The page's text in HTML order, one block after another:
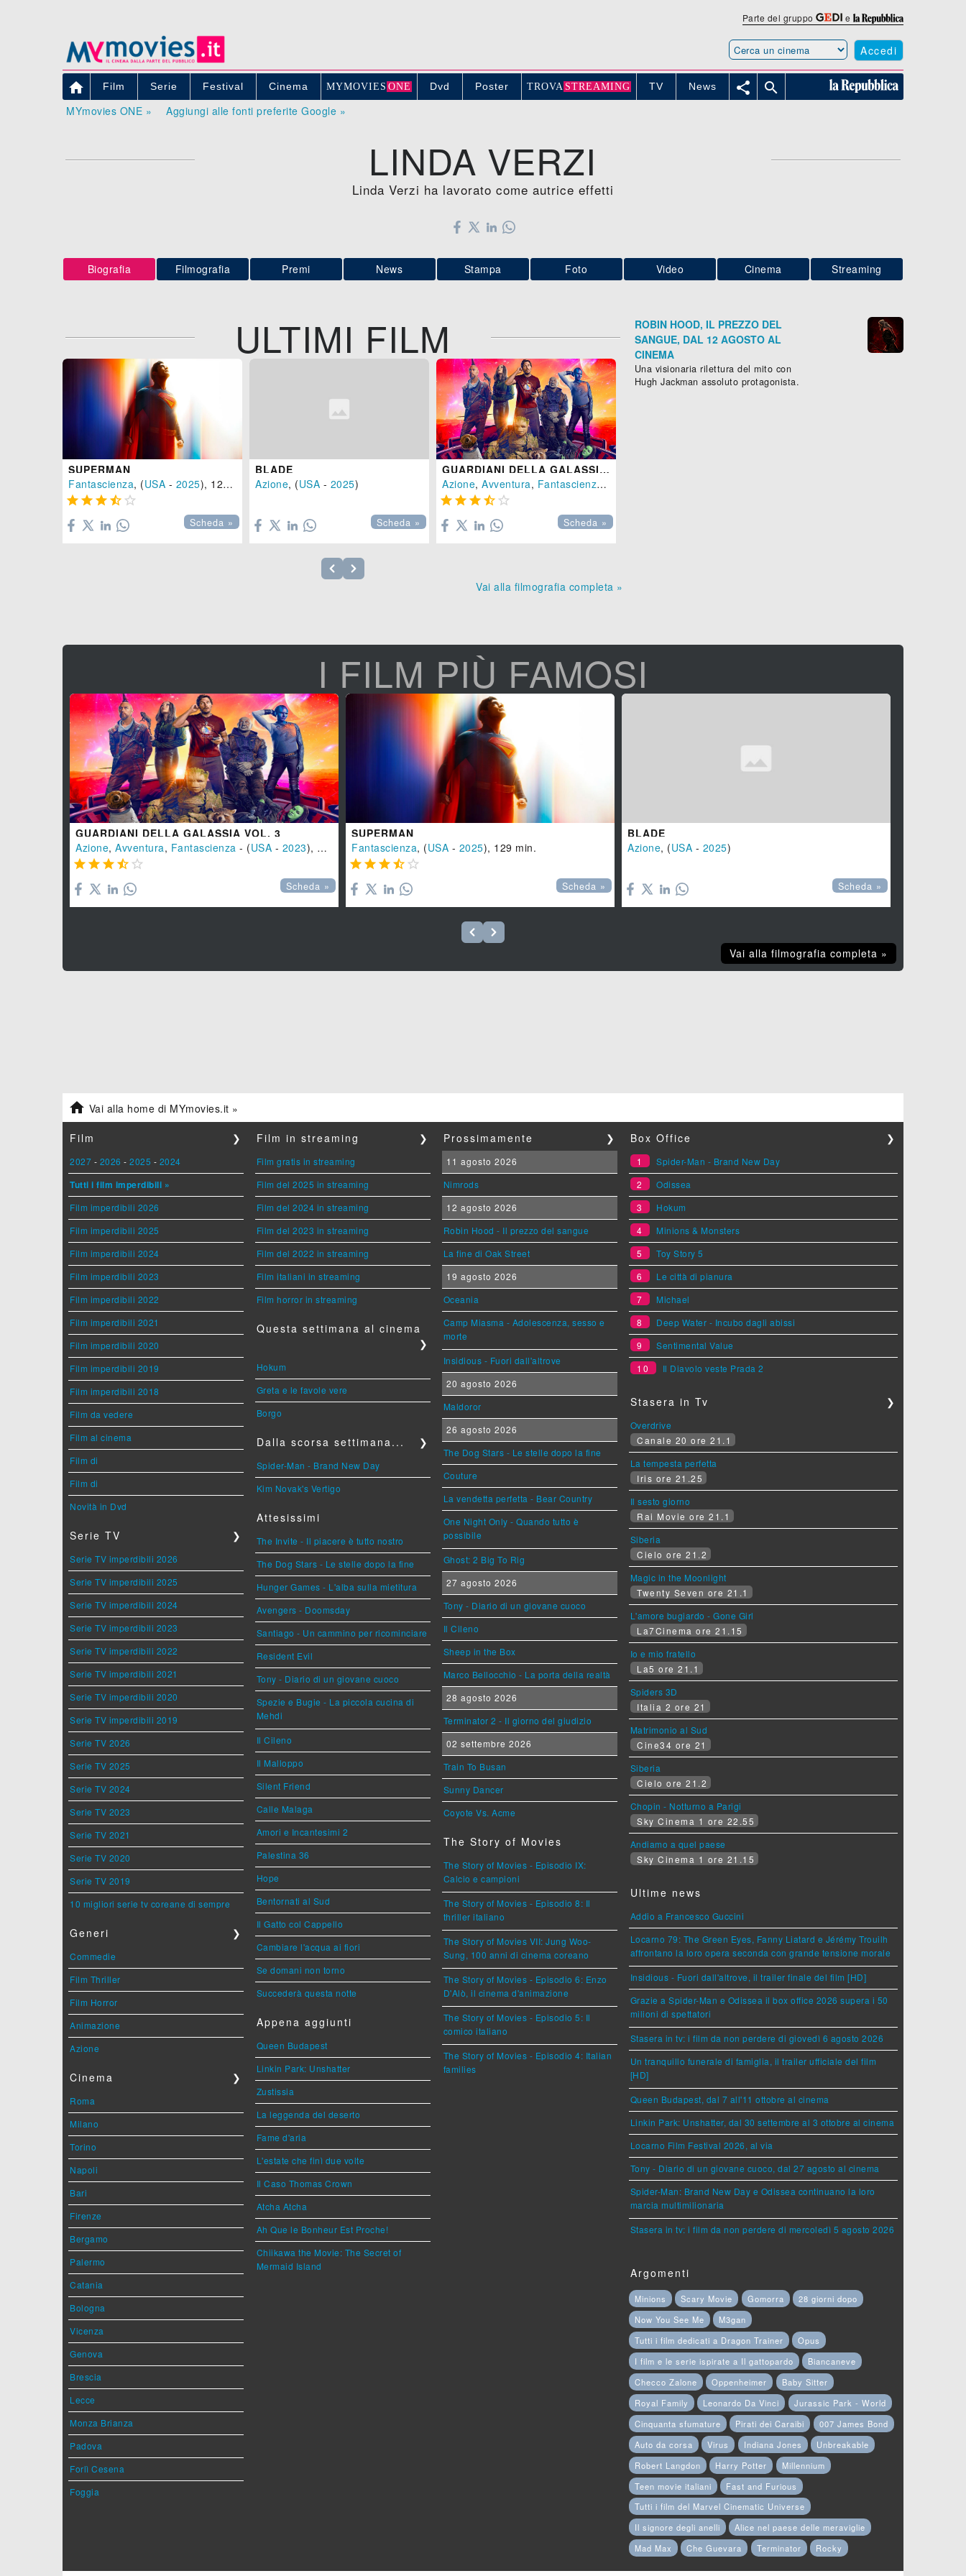
Parte del gruppo e
Accedi
 Film Serie Festival Cinema MYMOVIE S ONE Dvd Poster TROVA STREAMING TV News  
MYmovies ONE » Aggiungi alle fonti preferite Google »
LINDA VERZI
Linda Verzi ha lavorato come autrice effetti
Biografia Filmografia Premi News Stampa Foto Video Cinema Streaming
ULTIMI FILM
SUPERMAN
Fantascienza, (USA - 2025), 129 min.
    
Scheda »
BLADE
Azione, (USA - 2025)
Scheda »
GUARDIANI DELLA GALASSIA VOL. 3
Azione, Avventura, Fantascienza - (
    
Scheda »
Vai alla filmografia completa »
ROBIN HOOD, IL PREZZO DEL
SANGUE, DAL 12 AGOSTO AL
CINEMA
Una visionaria rilettura del mito con
Hugh Jackman assoluto protagonista.
I FILM PIÙ FAMOSI
GUARDIANI DELLA GALASSIA VOL. 3
Azione, Avventura, Fantascienza - (USA - 2023), 150 min.
    
Scheda »
SUPERMAN
Fantascienza, (USA - 2025), 129 min.
    
Scheda »
BLADE
Azione, (USA - 2025)
Scheda »
Vai alla filmografia completa »
 Vai alla home di MYmovies.it »
Film ❯
2027 - 2026 - 2025 - 2024
Tutti i film imperdibili »
Film imperdibili 2026
Film imperdibili 2025
Film imperdibili 2024
Film imperdibili 2023
Film imperdibili 2022
Film imperdibili 2021
Film imperdibili 2020
Film imperdibili 2019
Film imperdibili 2018
Film da vedere
Film al cinema
Film di
Film di
Novità in Dvd
Serie TV ❯
Serie TV imperdibili 2026
Serie TV imperdibili 2025
Serie TV imperdibili 2024
Serie TV imperdibili 2023
Serie TV imperdibili 2022
Serie TV imperdibili 2021
Serie TV imperdibili 2020
Serie TV imperdibili 2019
Serie TV 2026
Serie TV 2025
Serie TV 2024
Serie TV 2023
Serie TV 2021
Serie TV 2020
Serie TV 2019
10 migliori serie tv coreane di sempre
Generi ❯
Commedie
Film Thriller
Film Horror
Animazione
Azione
Cinema ❯
Roma
Milano
Torino
Napoli
Bari
Firenze
Bergamo
Palermo
Catania
Bologna
Vicenza
Genova
Brescia
Lecce
Monza Brianza
Padova
Forlì Cesena
Foggia
Film in streaming ❯
Film gratis in streaming
Film del 2025 in streaming
Film del 2024 in streaming
Film del 2023 in streaming
Film del 2022 in streaming
Film italiani in streaming
Film horror in streaming
Questa settimana al cinema
❯
Hokum
Greta e le favole vere
Borgo
Dalla scorsa settimana... ❯
Spider-Man - Brand New Day
Kim Novak's Vertigo
Attesissimi
The Invite - Il piacere è tutto nostro
The Dog Stars - Le stelle dopo la fine
Hunger Games - L'alba sulla mietitura
Avengers - Doomsday
Santiago - Un cammino per ricominciare
Resident Evil
Tony - Diario di un giovane cuoco
Spezie e Bugie - La piccola cucina di
Mehdi
Il Cileno
Il Malloppo
Silent Friend
Calle Malaga
Amori e Incantesimi 2
Palestina 36
Hope
Bentornati al Sud
Il Gatto col Cappello
Cambiare l'acqua ai fiori
Se domani non torno
Succederà questa notte
Appena aggiunti
Queen Budapest
Linkin Park: Unshatter
Zustissia
La leggenda del deserto
Fame d'aria
L'estate che finì due volte
Il Caso Thomas Crown
Atcha Atcha
Ah Que le Bonheur Est Proche!
Chiikawa the Movie: The Secret of
Mermaid Island
Prossimamente ❯
11 agosto 2026
Nimrods
12 agosto 2026
Robin Hood - Il prezzo del sangue
La fine di Oak Street
19 agosto 2026
Oceania
Camp Miasma - Adolescenza, sesso e
morte
Insidious - Fuori dall'altrove
20 agosto 2026
Maldoror
26 agosto 2026
The Dog Stars - Le stelle dopo la fine
Couture
La vendetta perfetta - Bear Country
One Night Only - Quando tutto è
possibile
Ghost: 2 Big To Rig
27 agosto 2026
Tony - Diario di un giovane cuoco
Il Cileno
Sheep in the Box
Marco Bellocchio - La porta della realtà
28 agosto 2026
Terminator 2 - Il giorno del giudizio
02 settembre 2026
Train To Busan
Sunny Dancer
Coyote Vs. Acme
The Story of Movies
The Story of Movies - Episodio IX:
Calcio e campioni
The Story of Movies - Episodio 8: Il
thriller italiano
The Story of Movies VII: Jung Woo-
Sung, 100 anni di cinema coreano
The Story of Movies - Episodio 6: Enzo
D'Alò, il cinema d'animazione
The Story of Movies - Episodio 5: Il
comico italiano
The Story of Movies - Episodio 4: Italian
families
Box Office ❯
1
Spider-Man - Brand New Day
2
Odissea
3
Hokum
4
Minions & Monsters
5
Toy Story 5
6
Le città di pianura
7
Michael
8
Deep Water - Incubo dagli abissi
9
Sentimental Value
10
Il Diavolo veste Prada 2
Stasera in Tv ❯
Overdrive
Canale 20 ore 21.1
La tempesta perfetta
Iris ore 21.25
Il sesto giorno
Rai Movie ore 21.1
Siberia
Cielo ore 21.2
Magic in the Moonlight
Twenty Seven ore 21.1
L'amore bugiardo - Gone Girl
La7Cinema ore 21.15
Io e mio fratello
La5 ore 21.1
Spiders 3D
Italia 2 ore 21
Matrimonio al Sud
Cine34 ore 21
Siberia
Cielo ore 21.2
Chopin - Notturno a Parigi
Sky Cinema 1 ore 22.55
Andiamo a quel paese
Sky Cinema 1 ore 21.15
Ultime news
Addio a Francesco Guccini
Locarno 79: The Green Eyes, Fanny Liatard e Jérémy Trouilh
affrontano la loro opera seconda con grande tensione morale
Insidious - Fuori dall'altrove, il trailer finale del film [HD]
Grazie a Spider-Man e Odissea il box office 2026 supera i 50
milioni di spettatori
Stasera in tv: i film da non perdere di giovedì 6 agosto 2026
Un tranquillo funerale di famiglia, il trailer ufficiale del film
[HD]
Queen Budapest, dal 7 all'11 ottobre al cinema
Linkin Park: Unshatter, dal 30 settembre al 3 ottobre al cinema
Locarno Film Festival 2026, al via
Tony - Diario di un giovane cuoco, dal 27 agosto al cinema
Spider-Man: Brand New Day e Odissea continuano la loro
marcia multimilionaria
Stasera in tv: i film da non perdere di mercoledì 5 agosto 2026
Argomenti
Minions Scary Movie Gomorra
28 giorni dopo
Now You See Me
M3gan
Tutti i film dedicati a Dragon Trainer
Opus
I film e le serie ispirate a Il gattopardo
Biancaneve
Checco Zalone
Oppenheimer
Baby Sitter
Royal Family
Leonardo Da Vinci
Jurassic Park - World
Cinquanta sfumature
Pirati dei Caraibi
007 James Bond
Auto da corsa
Virus Indiana Jones
Unbreakable
Robert Langdon
Harry Potter
Millennium
Teen movie italiani
Fast and Furious
Tutti i film del Marvel Cinematic Universe
Il signore degli anelli
Alice nel paese delle meraviglie
Mad Max
Che Guevara Terminator Rocky